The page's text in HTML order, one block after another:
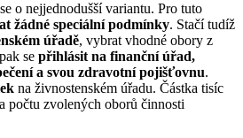
o nejjednodušší variantu. Pro tuto
žádné speciální podmínky. Stačí tudíž
úřadě, vybrat vhodné obory z
se přihlásit na finanční úřad,
a svou zdravotní pojišťovnu.
na živnostenském úřadu. Částka tisíc
počtu zvolených oborů činnosti